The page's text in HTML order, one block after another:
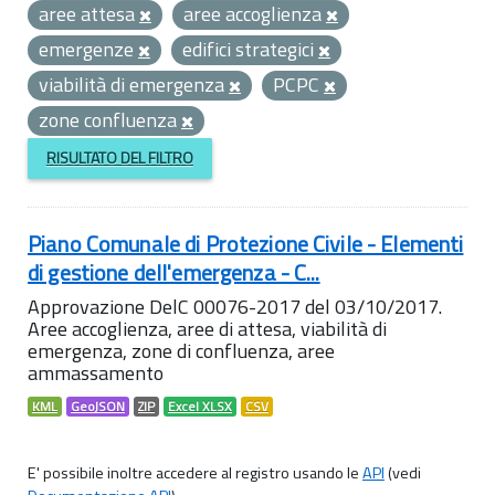
aree attesa
aree accoglienza
emergenze
edifici strategici
viabilità di emergenza
PCPC
zone confluenza
RISULTATO DEL FILTRO
Piano Comunale di Protezione Civile - Elementi
di gestione dell'emergenza - C...
Approvazione DelC 00076-2017 del 03/10/2017.
Aree accoglienza, aree di attesa, viabilità di
emergenza, zone di confluenza, aree
ammassamento
KML GeoJSON ZIP Excel XLSX CSV
E' possibile inoltre accedere al registro usando leAPI(vedi